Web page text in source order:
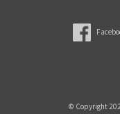
© Copyright